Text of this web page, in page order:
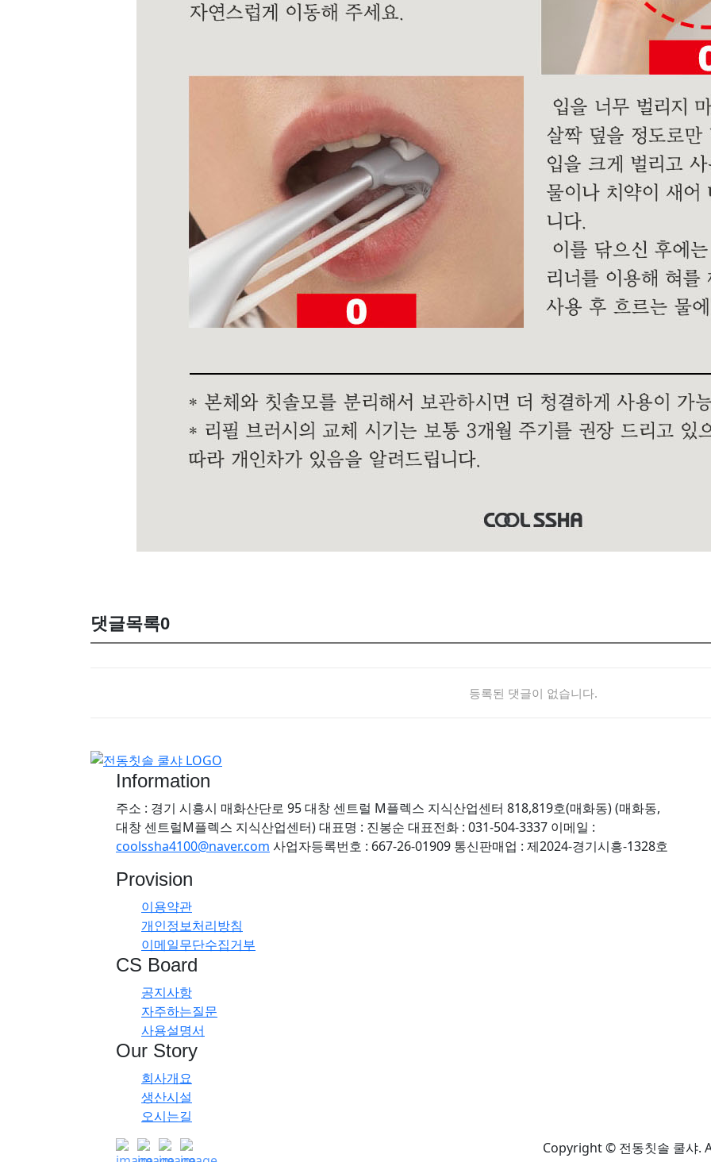
댓글목록0
등록된 댓글이 없습니다.
Information
주소 : 경기 시흥시 매화산단로 95 대창 센트럴 M플렉스 지식산업센터 818,819호(매화동) (매화동,
대창 센트럴M플렉스 지식산업센터)대표명 : 진봉순 대표전화 : 031-504-3337 이메일 :
coolssha4100@naver.com 사업자등록번호 : 667-26-01909 통신판매업 : 제2024-경기시흥-1328호
Provision
이용약관
개인정보처리방침
이메일무단수집거부
CS Board
공지사항
자주하는질문
사용설명서
Our Story
회사개요
생산시설
오시는길
Copyright © 전동칫솔 쿨샤.